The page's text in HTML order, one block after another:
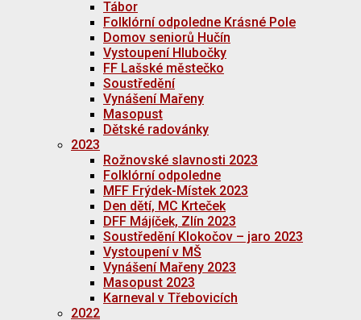
Tábor
Folklórní odpoledne Krásné Pole
Domov seniorů Hučín
Vystoupení Hlubočky
FF Lašské městečko
Soustředění
Vynášení Mařeny
Masopust
Dětské radovánky
2023
Rožnovské slavnosti 2023
Folklórní odpoledne
MFF Frýdek-Místek 2023
Den dětí, MC Krteček
DFF Májíček, Zlín 2023
Soustředění Klokočov – jaro 2023
Vystoupení v MŠ
Vynášení Mařeny 2023
Masopust 2023
Karneval v Třebovicích
2022